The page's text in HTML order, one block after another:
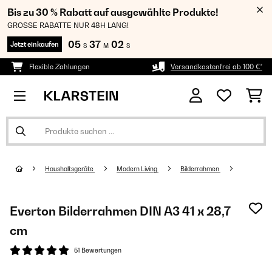
Bis zu 30 % Rabatt auf ausgewählte Produkte!
GROSSE RABATTE NUR 48H LANG!
Jetzt einkaufen 05 S 37 M 01 S
Flexible Zahlungen Versandkostenfrei ab 100 €*
Haushaltsgeräte Modern Living Bilderrahmen
Everton Bilderrahmen DIN A3 41 x 28,7
cm
51 Bewertungen